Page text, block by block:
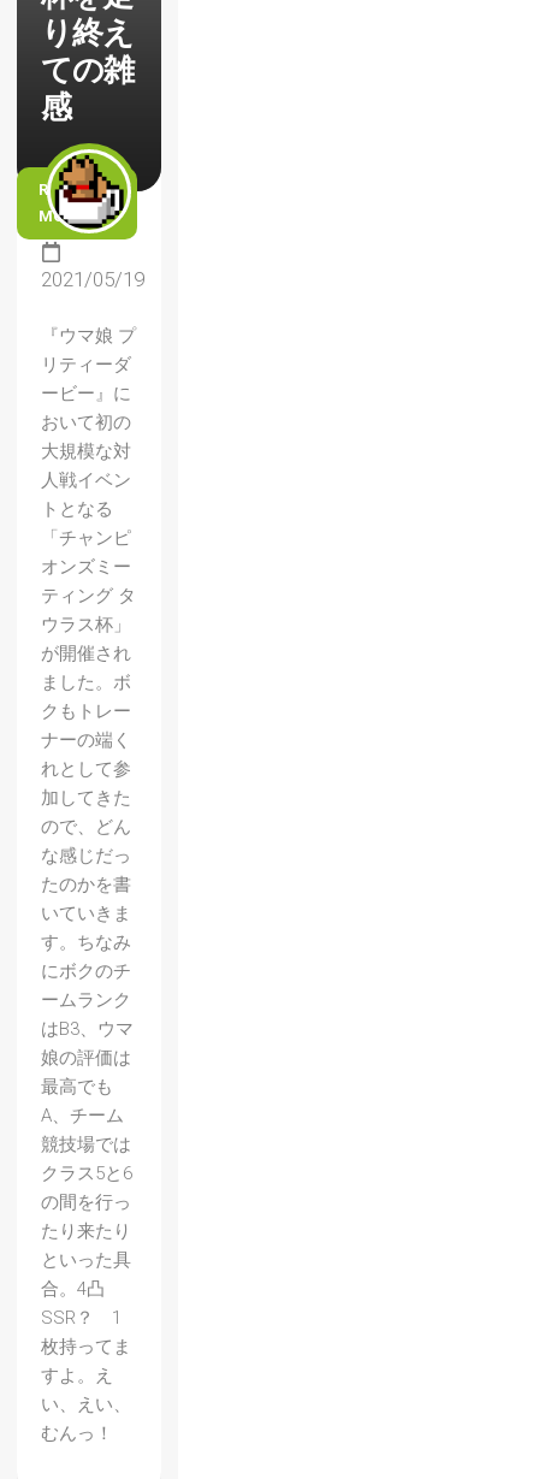
り終え
ての雑
感
READ
MORE
2021/05/19
『ウマ娘 プ
リティーダ
ービー』に
おいて初の
大規模な対
人戦イベン
トとなる
「チャンピ
オンズミー
ティング タ
ウラス杯」
が開催され
ました。ボ
クもトレー
ナーの端く
れとして参
加してきた
ので、どん
な感じだっ
たのかを書
いていきま
す。ちなみ
にボクのチ
ームランク
はB3、ウマ
娘の評価は
最高でも
A、チーム
競技場では
クラス5と6
の間を行っ
たり来たり
といった具
合。4凸
SSR？ 1
枚持ってま
すよ。え
い、えい、
むんっ！